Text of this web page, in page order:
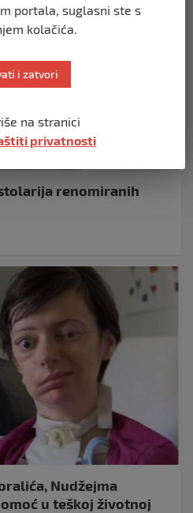
renomiranih
Nudžejma
u teškoj životnoj
portala, suglasni ste s
kolačića.
i zatvori
na stranici
privatnosti